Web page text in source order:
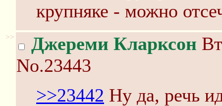
крупняке - можно
>> Джереми Кларксон
No.23443
>>23442 Ну да, речь